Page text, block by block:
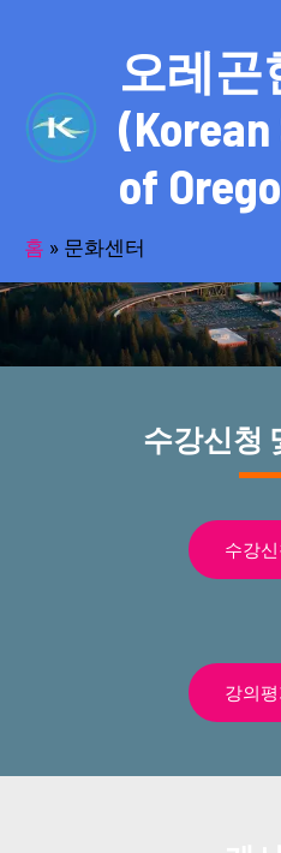
오레곤
of
홈 » 문화센터
스포츠와 문화활동
수강신청
수강
강의